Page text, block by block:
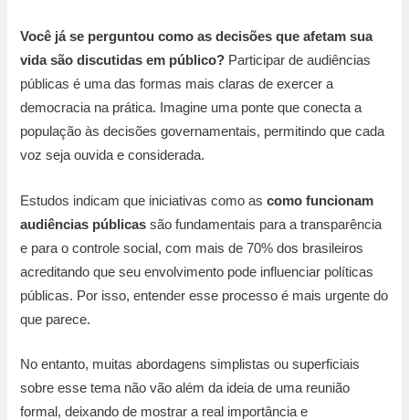
Você já se perguntou como as decisões que afetam sua
vida são discutidas em público? Participar de audiências
públicas é uma das formas mais claras de exercer a
democracia na prática. Imagine uma ponte que conecta a
população às decisões governamentais, permitindo que cada
voz seja ouvida e considerada.
Estudos indicam que iniciativas como ascomo funcionam
audiências públicas são fundamentais para a transparência
e para o controle social, com mais de 70% dos brasileiros
acreditando que seu envolvimento pode influenciar políticas
públicas. Por isso, entender esse processo é mais urgente do
que parece.
No entanto, muitas abordagens simplistas ou superficiais
sobre esse tema não vão além da ideia de uma reunião
formal, deixando de mostrar a real importância e